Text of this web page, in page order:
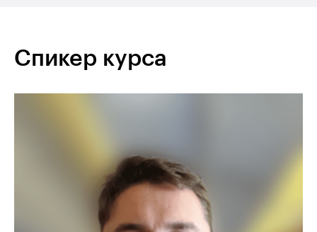
Спикер курса